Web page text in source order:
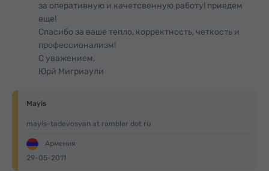
за оперативную и качетсвенную работу! приедем
еще!
Спасибо за ваше тепло, корректность, четкость и
профессионализм!
С уважением,
Юрй Мигриаули
Mayis
mayis-tadevosyan at rambler dot ru
Армения
29-05-2011